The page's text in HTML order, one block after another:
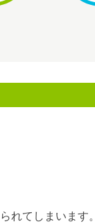
れてしまいます。